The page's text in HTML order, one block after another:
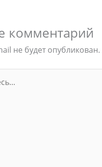
комментарий
не будет опубликован.